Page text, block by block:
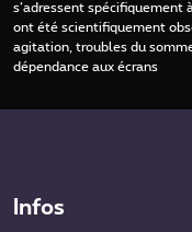
s’adressent spécifiquement
ont été scientifiquement
agitation, troubles du
dépendance aux écrans
Infos